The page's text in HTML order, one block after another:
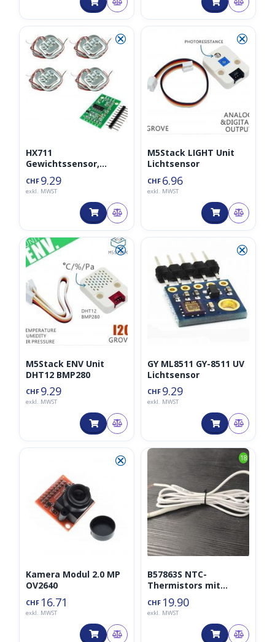
⮿
HX711
Gewichtssensor,
Waage 4x50kg
CHF 9.29
exkl. MWST
⮿
M5Stack LIGHT Unit
Lichtsensor
CHF 6.96
exkl. MWST
⮿
M5Stack ENV Unit
DHT12 BMP280
CHF 9.29
exkl. MWST
⮿
GY ML8511 GY-8511 UV
Lichtsensor
CHF 9.29
exkl. MWST
⮿
Kamera Modul 2.0 MP
OV2640
CHF 16.71
exkl. MWST
18
B57863S NTC-
Thermistors mit
Terminal Ring 2m
CHF 19.90
exkl. MWST